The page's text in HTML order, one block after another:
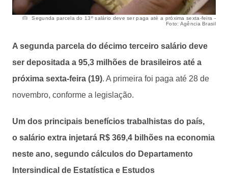
Segunda parcela do 13º salário deve ser paga até a próxima sexta-feira -
Foto: Agência Brasil
A segunda parcela do décimo terceiro salário deve
ser depositada a 95,3 milhões de brasileiros até a
próxima sexta-feira (19). A primeira foi paga até 28 de
novembro, conforme a legislação.
Um dos principais benefícios trabalhistas do país,
o salário extra injetará R$ 369,4 bilhões na economia
neste ano, segundo cálculos do Departamento
Intersindical de Estatística e Estudos